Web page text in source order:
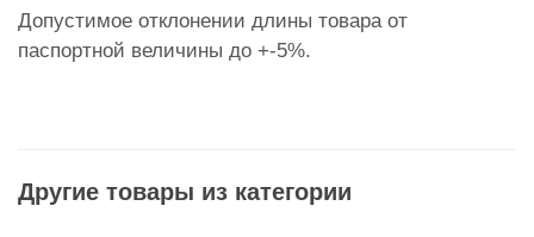
Допустимое отклонении длины товара от
паспортной величины до +-5%.
Другие товары из категории